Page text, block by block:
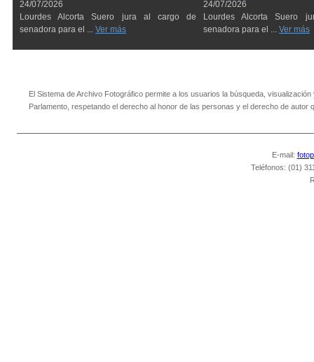
24/07/2026
Lourdes Alcorta Suero jura al cargo de
senadora para el ... Ver más
24/07/2026
Lourdes Alcorta Suero
senadora para el ... Ver más
El Sistema de Archivo Fotográfico permite a los usuarios la búsqueda, visualización
Parlamento, respetando el derecho al honor de las personas y el derecho de autor
E-mail:
Teléfonos: (01)